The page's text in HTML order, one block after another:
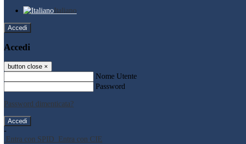
Italiano
Accedi
Accedi
button close ×
Nome Utente
Password
Password dimenticata?
-
Entra con SPID Entra con CIE